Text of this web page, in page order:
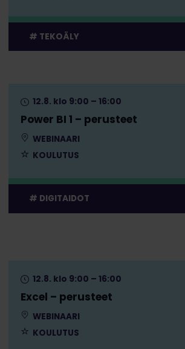
TEKOÄLY
Power BI 1 – perusteet
12.8. klo 9:00 – 16:00
WEBINAARI
KOULUTUS
DIGITAIDOT
Excel – perusteet
12.8. klo 9:00 – 16:00
WEBINAARI
KOULUTUS